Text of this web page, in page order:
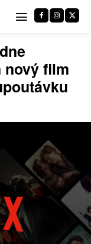
nový film